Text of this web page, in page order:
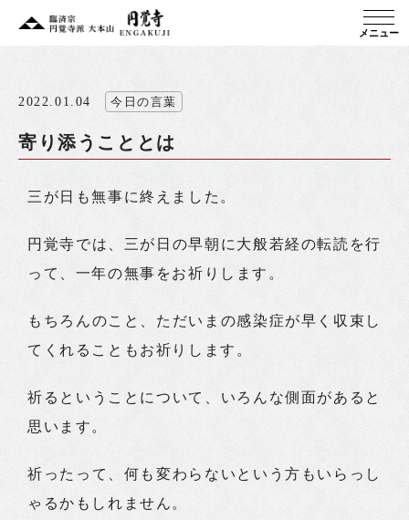
メニュー
2022.01.04 今日の言葉
寄り添うこととは
三が日も無事に終えました。
円覚寺では、三が日の早朝に大般若経の転読を行
って、一年の無事をお祈りします。
もちろんのこと、ただいまの感染症が早く収束し
てくれることもお祈りします。
祈るということについて、いろんな側面があると
思います。
祈ったって、何も変わらないという方もいらっし
ゃるかもしれません。